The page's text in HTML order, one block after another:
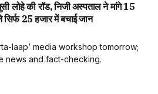
लोहे की रॉड, निजी अस्पताल ने मांगे 15
25 हजार में बचाई जान